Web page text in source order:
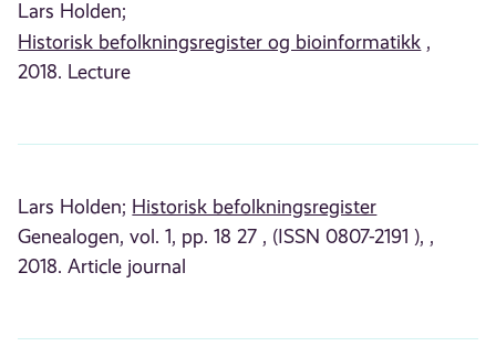
Lars Holden;
Historisk befolkningsregister og bioinformatikk ,
2018. Lecture
Lars Holden; Historisk befolkningsregister
Genealogen, vol. 1, pp. 18 27 , (ISSN 0807-2191 ), ,
2018. Article journal